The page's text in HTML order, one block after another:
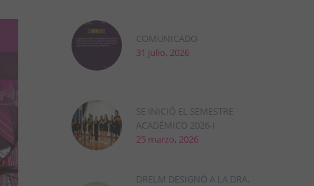
COMUNICADO
31 julio, 2026
SE INICIÓ EL SEMESTRE
ACADÉMICO 2026-I
25 marzo, 2026
DRELM DESIGNÓ A LA DRA.